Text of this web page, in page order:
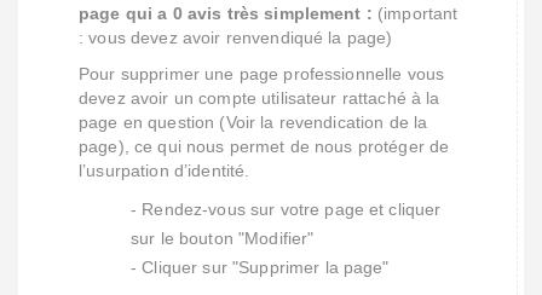
page qui a 0 avis très simplement : (important
: vous devez avoir renvendiqué la page)
Pour supprimer une page professionnelle vous
devez avoir un compte utilisateur rattaché à la
page en question (Voir la revendication de la
page), ce qui nous permet de nous protéger de
l’usurpation d’identité.
- Rendez-vous sur votre page et cliquer
sur le bouton "Modifier"
- Cliquer sur "Supprimer la page"